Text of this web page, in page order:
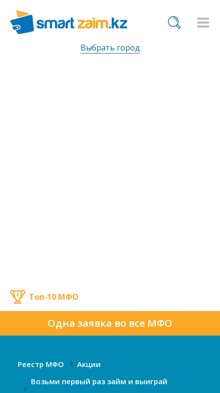
Выбрать город
Одна заявка во все МФО
Топ-10 МФО
Реестр МФО
Акции
Возьми первый раз займ и выиграй